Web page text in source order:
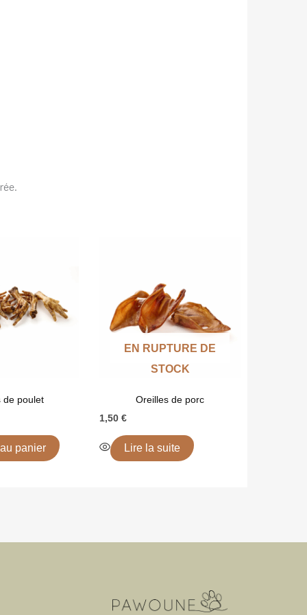
de poulet
panier
EN RUPTURE DE
STOCK
Oreilles de porc
1,50 €
Lire la suite